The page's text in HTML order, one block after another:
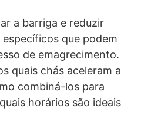
a barriga e reduzir
que podem
de emagrecimento.
quais chás aceleram a
combiná-los para
horários são ideais